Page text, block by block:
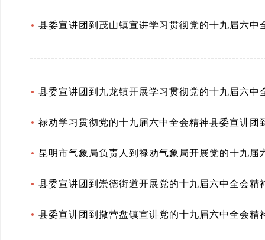
县委宣讲团到茂山镇宣讲学习贯彻党的十九届六中
县委宣讲团到九龙镇开展学习贯彻党的十九届六中
禄劝学习贯彻党的十九届六中全会精神县委宣讲团
昆明市气象局负责人到禄劝气象局开展党的十九届
县委宣讲团到崇德街道开展党的十九届六中全会精
县委宣讲团到撒营盘镇宣讲党的十九届六中全会精